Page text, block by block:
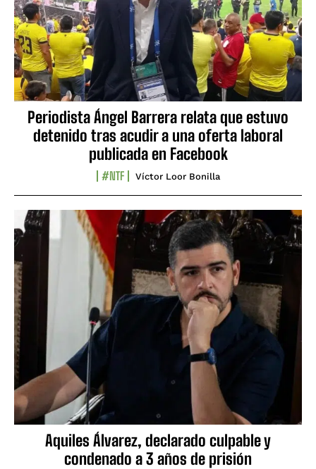
Periodista Ángel Barrera relata que estuvo
detenido tras acudir a una oferta laboral
publicada en Facebook
#NTF Víctor Loor Bonilla
Aquiles Álvarez, declarado culpable y
condenado a 3 años de prisión